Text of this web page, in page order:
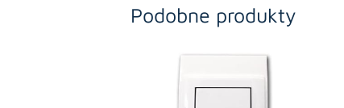
Podobne produkty